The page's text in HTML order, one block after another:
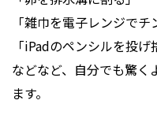
「雑巾を電子レンジでチ
「iPadのペンシルを投げ
などなど、自分でも驚く
ます。